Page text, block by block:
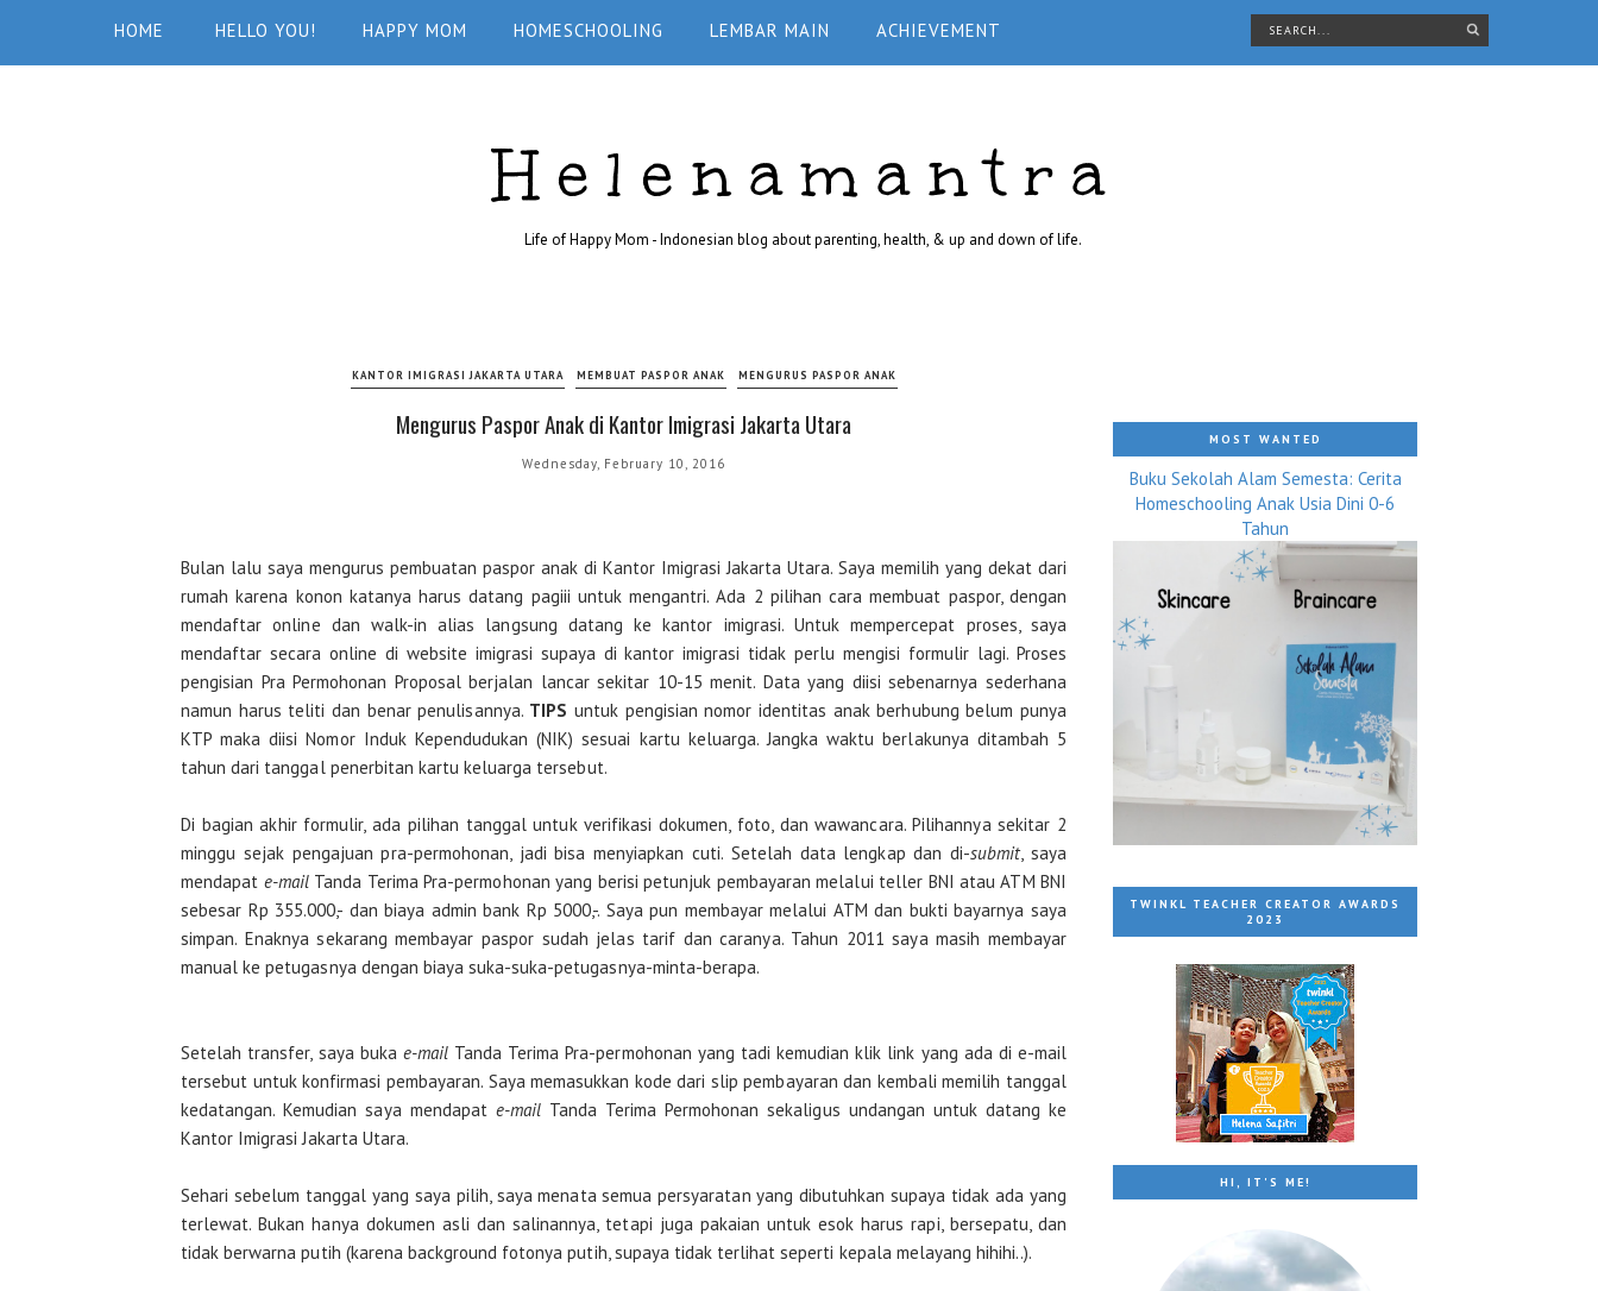
HOME HELLO YOU! HAPPY MOM HOMESCHOOLING LEMBAR MAIN ACHIEVEMENT
Helenamantra
Life of Happy Mom - Indonesian blog about parenting, health, & up and down of life.
KANTOR IMIGRASI JAKARTA UTARA MEMBUAT PASPOR ANAK MENGURUS PASPOR ANAK
Mengurus Paspor Anak di Kantor Imigrasi Jakarta Utara
Wednesday, February 10, 2016
Bulan lalu saya mengurus pembuatan paspor anak di Kantor Imigrasi Jakarta Utara. Saya memilih yang dekat dari
rumah karena konon katanya harus datang pagiii untuk mengantri. Ada 2 pilihan cara membuat paspor, dengan
mendaftar online dan walk-in alias langsung datang ke kantor imigrasi. Untuk mempercepat proses, saya
mendaftar secara online di website imigrasi supaya di kantor imigrasi tidak perlu mengisi formulir lagi. Proses
pengisian Pra Permohonan Proposal berjalan lancar sekitar 10-15 menit. Data yang diisi sebenarnya sederhana
namun harus teliti dan benar penulisannya. TIPS untuk pengisian nomor identitas anak berhubung belum punya
KTP maka diisi Nomor Induk Kependudukan (NIK) sesuai kartu keluarga. Jangka waktu berlakunya ditambah 5
tahun dari tanggal penerbitan kartu keluarga tersebut.
Di bagian akhir formulir, ada pilihan tanggal untuk verifikasi dokumen, foto, dan wawancara. Pilihannya sekitar 2
minggu sejak pengajuan pra-permohonan, jadi bisa menyiapkan cuti. Setelah data lengkap dan di-submit, saya
mendapat e-mail Tanda Terima Pra-permohonan yang berisi petunjuk pembayaran melalui teller BNI atau ATM BNI
sebesar Rp 355.000,- dan biaya admin bank Rp 5000,-. Saya pun membayar melalui ATM dan bukti bayarnya saya
simpan. Enaknya sekarang membayar paspor sudah jelas tarif dan caranya. Tahun 2011 saya masih membayar
manual ke petugasnya dengan biaya suka-suka-petugasnya-minta-berapa.
Setelah transfer, saya buka e-mail Tanda Terima Pra-permohonan yang tadi kemudian klik link yang ada di e-mail
tersebut untuk konfirmasi pembayaran. Saya memasukkan kode dari slip pembayaran dan kembali memilih tanggal
kedatangan. Kemudian saya mendapat e-mailTanda Terima Permohonan sekaligus undangan untuk datang ke
Kantor Imigrasi Jakarta Utara.
Sehari sebelum tanggal yang saya pilih, saya menata semua persyaratan yang dibutuhkan supaya tidak ada yang
terlewat. Bukan hanya dokumen asli dan salinannya, tetapi juga pakaian untuk esok harus rapi, bersepatu, dan
tidak berwarna putih (karena background fotonya putih, supaya tidak terlihat seperti kepala melayang hihihi..).
MOST WANTED
Buku Sekolah Alam Semesta: Cerita
Homeschooling Anak Usia Dini 0-6
Tahun
TWINKL TEACHER CREATOR AWARDS
2023
HI, IT'S ME!